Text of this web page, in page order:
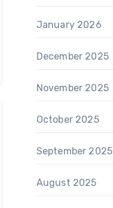
January 2026
December 2025
November 2025
October 2025
September 2025
August 2025